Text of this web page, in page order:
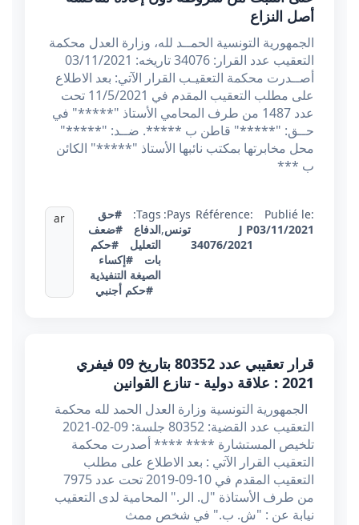
أصل النزاع
الجمهورية التونسية الحمــد لله، وزارة العدل محكمة
التعقيب عدد القرار: 34076 تاريخه: 03/11/2021
أصــدرت محكمة التعقيـب القرار الآتي: بعد الاطلاع
على مطلب التعقيب المقدم في 11/5/2021 تحت
عدد 1487 من طرف المحامي الأستاذ "*****" في
حــق: "*****" قاطن ب *****. ضــد: "*****"
محل مخابرتها بمكتب نائبها الأستاذ "*****" الكائن
ب ***
Publié le:
03/11/2021
Référence:
J P
34076/2021
Pays:
تونس,
Tags:
#حق
الدفاع
#ضعف
التعليل
#حكم
بات
#إكساء
الصيغة التنفيذية
#حكم أجنبي
ar
قرار تعقيبي عدد 80352 بتاريخ 09 فيفري
2021 : علاقة دولية - تنازع القوانين
الجمهورية التونسية وزارة العدل الحمد لله محكمة
التعقيب عدد القضية: 80352 جلسة: 09-02-2021
تلخيص المستشارة **** **** أصدرت محكمة
التعقيب القرار الآتي : بعد الاطلاع على مطلب
التعقيب المقدم في 10-09-2019 تحت عدد 7975
من طرف الأستاذة "ل. الر." المحامية لدى التعقيب
نيابة عن : "ش. ب." في شخص ممث